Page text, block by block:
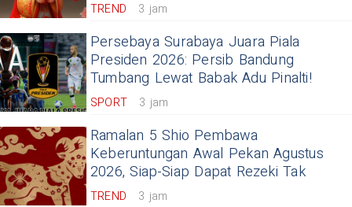
TREND 3 jam
Persebaya Surabaya Juara Piala
Presiden 2026: Persib Bandung
Tumbang Lewat Babak Adu Pinalti!
SPORT 3 jam
Ramalan 5 Shio Pembawa
Keberuntungan Awal Pekan Agustus
2026, Siap-Siap Dapat Rezeki Tak
TREND 3 jam